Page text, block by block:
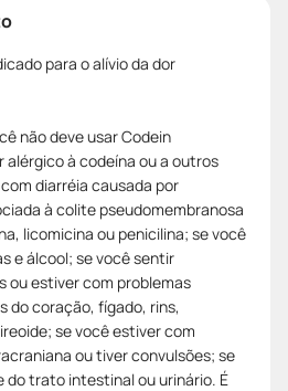
para o alívio da dor
não deve usar Codein
alérgico à codeína ou a outros
diarréia causada por
à colite pseudomembranosa
licomicina ou penicilina; se você
e álcool; se você sentir
ou estiver com problemas
do coração, fígado, rins,
se você estiver com
ou tiver convulsões; se
trato intestinal ou urinário. É